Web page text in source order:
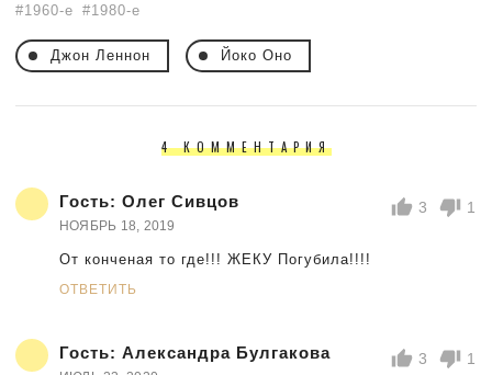
1960-е 1980-е
Джон Леннон Йоко Оно
4 КОММЕНТАРИЯ
Гость: Олег Сивцов
НОЯБРЬ 18, 2019
От конченая то где!!! ЖЕКУ Погубила!!!!
3 1
ОТВЕТИТЬ
Гость: Александра Булгакова 3 1